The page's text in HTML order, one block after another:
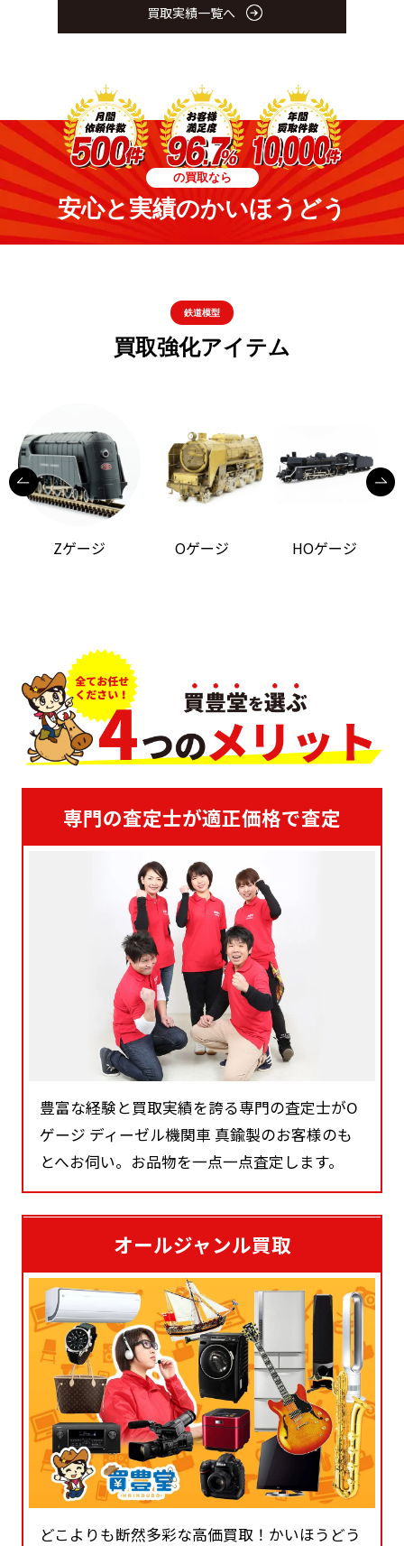
買取実績一覧へ
の買取なら
安心と実績のかいほうどう
鉄道模型
買取強化アイテム
Zゲージ Oゲージ HOゲージ
専門の査定士が適正価格で査定
豊富な経験と買取実績を誇る専門の査定士がO
ゲージ ディーゼル機関車 真鍮製のお客様のも
とへお伺い。お品物を一点一点査定します。
オールジャンル買取
どこよりも断然多彩な高価買取！かいほうどう